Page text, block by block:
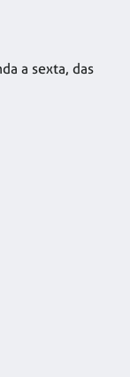
a sexta, das